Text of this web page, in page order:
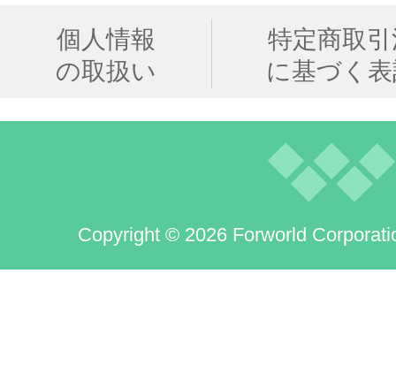
個人情報
の取扱い
特定商取
に基づく
Copyright © 2026 Forworld